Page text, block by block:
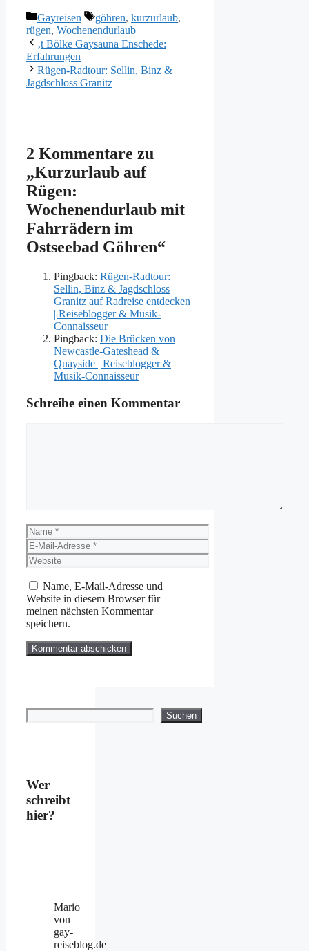
Kategorien
Gayreisen Schlagwörter
göhren, kurzurlaub,
rügen, Wochenendurlaub
‚t Bölke Gaysauna Enschede:
Erfahrungen
Rügen-Radtour: Sellin, Binz &
Jagdschloss Granitz
2 Kommentare zu
„Kurzurlaub auf
Rügen:
Wochenendurlaub mit
Fahrrädern im
Ostseebad Göhren“
Pingback: Rügen-Radtour:
Sellin, Binz & Jagdschloss
Granitz auf Radreise entdecken
| Reiseblogger & Musik-
Connaisseur
Pingback: Die Brücken von
Newcastle-Gateshead &
Quayside | Reiseblogger &
Musik-Connaisseur
Schreibe einen Kommentar
Name
E-
Mail-
Adresse
Website
Name, E-Mail-Adresse und
Website in diesem Browser für
meinen nächsten Kommentar
speichern.
Suchen Suchen
Wer
schreibt
hier?
Mario
von
gay-
reiseblog.de